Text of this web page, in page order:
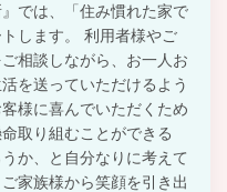
では、「住み慣れた家で
します。 利用者様やご
相談しながら、お一人お
を送っていただけるよう
様に喜んでいただくため
取り組むことができる
か、と自分なりに考えて
家族様から笑顔を引き出